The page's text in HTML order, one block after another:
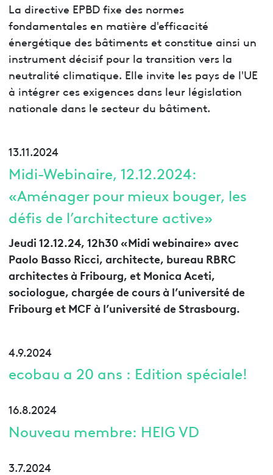
La directive EPBD fixe des normes
fondamentales en matière d'efficacité
énergétique des bâtiments et constitue ainsi un
instrument décisif pour la transition vers la
neutralité climatique. Elle invite les pays de l'UE
à intégrer ces exigences dans leur législation
nationale dans le secteur du bâtiment.
13.11.2024
Midi-Webinaire, 12.12.2024:
«Aménager pour mieux bouger, les
défis de l’architecture active»
Jeudi 12.12.24, 12h30 «Midi webinaire» avec
Paolo Basso Ricci, architecte, bureau RBRC
architectes à Fribourg, et Monica Aceti,
sociologue, chargée de cours à l’université de
Fribourg et MCF à l’université de Strasbourg.
4.9.2024
ecobau a 20 ans : Edition spéciale!
16.8.2024
Nouveau membre: HEIG VD
3.7.2024